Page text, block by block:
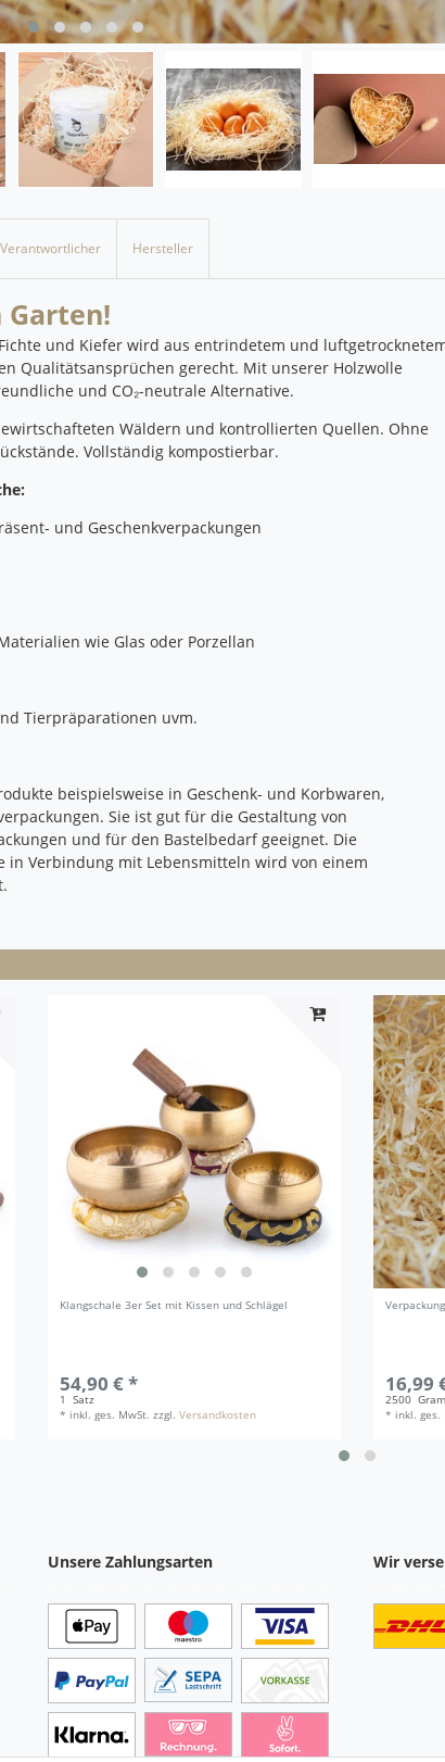
Hersteller
und Kiefer wird aus entrindetem und
Qualitätsansprüchen gerecht. Mit unserer Holzwolle
und CO₂-neutrale Alternative.
Wäldern und kontrollierten Quellen. Ohne
Vollständig kompostierbar.
und Geschenkverpackungen
wie Glas oder Porzellan
Tierpräparationen uvm.
beispielsweise in Geschenk- und Korbwaren,
Sie ist gut für die Gestaltung von
und für den Bastelbedarf geeignet. Die
in Verbindung mit Lebensmitteln wird von einem
Klangschale 3er Set mit Kissen und Schlägel
54,90 € *
1
Satz
* inkl. ges. MwSt. zzgl.Versandkosten
16,99
2500
* inkl. ges.
Unsere Zahlungsarten Wir